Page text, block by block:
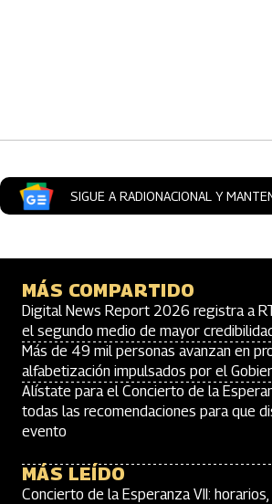
SIGUE A RADIONACIONAL Y
MÁS COMPARTIDO
Digital News Report 2026 registra a
el segundo medio de mayor
Más de 49 mil personas avanzan en
alfabetización impulsados por el
Alístate para el Concierto de la
todas las recomendaciones para que
evento
MÁS LEÍDO
Concierto de la Esperanza VII: